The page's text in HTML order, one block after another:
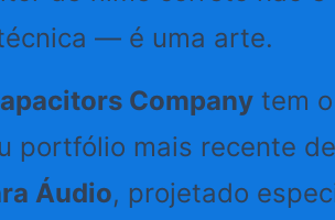
— é uma arte.
Companytem o
portfólio mais recente
Áudio, projetado